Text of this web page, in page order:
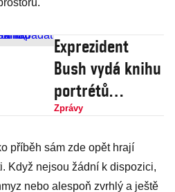
Exprezident
Bush vydá knihu
portrétů
válečných
škarohlídi ho
hned začali
Zprávy
příběh sám zde opět hrají
Když nejsou žádní k dispozici,
nebo alespoň zvrhlý a ještě